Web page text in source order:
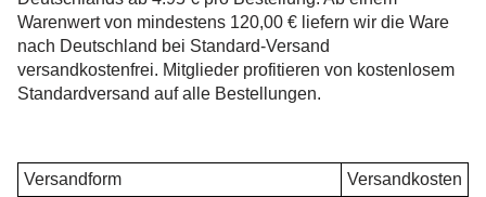
Warenwert von mindestens 120,00 € liefern wir die Ware
nach Deutschland bei Standard-Versand
versandkostenfrei. Mitglieder profitieren von kostenlosem
Standardversand auf alle Bestellungen.
Versandform
Versandkosten